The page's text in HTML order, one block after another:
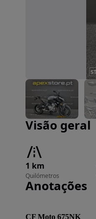
Imagem 1 de 16
Visão geral
1 km
Quilómetros
Anotações
CF Moto 675NK